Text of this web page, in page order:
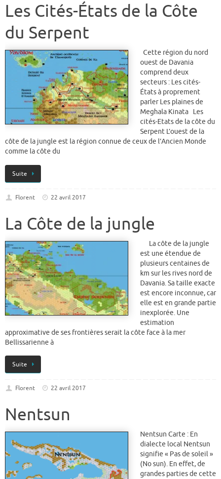
Les Cités-États de la Côte
du Serpent
Cette région du nord
ouest de Davania
comprend deux
secteurs : Les cités-
États à proprement
parler Les plaines de
Meghala Kinata Les
cités-Etats de la côte du
Serpent L’ouest de la
côte de la jungle est la région connue de ceux de l’Ancien Monde
comme la côte du
Suite
Florent 22 avril 2017
La Côte de la jungle
La côte de la jungle
est une étendue de
plusieurs centaines de
km sur les rives nord de
Davania. Sa taille exacte
est encore inconnue, car
elle est en grande partie
inexplorée. Une
estimation
approximative de ses frontières serait la côte face à la mer
Bellissarienne à
Suite
Florent 22 avril 2017
Nentsun
Nentsun Carte : En
dialecte local Nentsun
signifie « Pas de soleil »
(No sun). En effet, de
grandes parties de cette